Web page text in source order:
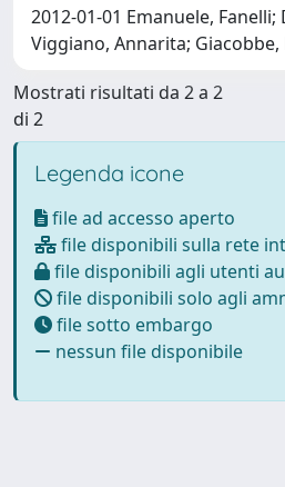
2012-01-01 Emanuele,
Viggiano, Annarita;
Mostrati risultati da 2 a 2
di 2
Legenda icone
file ad accesso aperto
file disponibili sulla rete
file disponibili agli utenti
file disponibili solo agli
file sotto embargo
nessun file disponibile